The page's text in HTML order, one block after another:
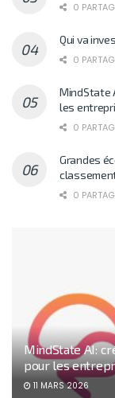
0
Qui va
0
MindState
les
0
Grandes
0
MindState AI:
pour les
11 MARS 2026